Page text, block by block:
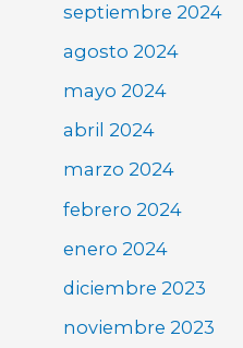
septiembre 2024
agosto 2024
mayo 2024
abril 2024
marzo 2024
febrero 2024
enero 2024
diciembre 2023
noviembre 2023